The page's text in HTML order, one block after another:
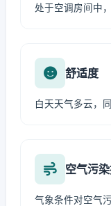
处于空调房间中
舒适度
白天天气多云，
空气污
气象条件对空气